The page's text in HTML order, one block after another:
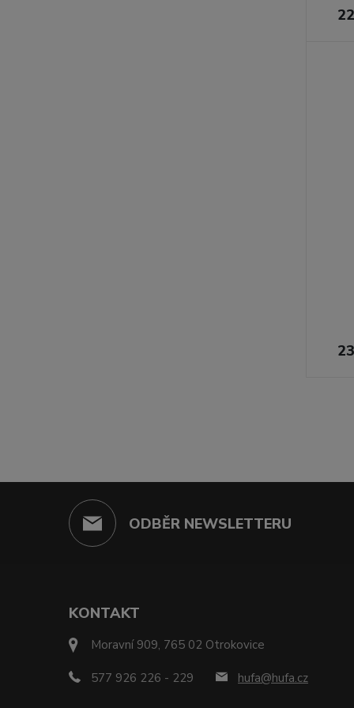
ODBĚR NEWSLETTERU
KONTAKT
Moravní 909, 765 02 Otrokovice
577 926 226 - 229 hufa@hufa.cz